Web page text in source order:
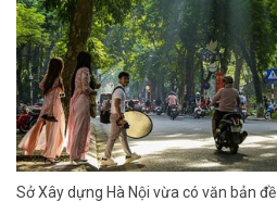
Sở Xây dựng Hà Nội vừa có văn bản